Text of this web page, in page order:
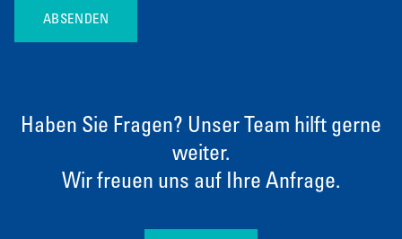
Haben Sie Fragen? Unser Team hilft gerne
weiter.
Wir freuen uns auf Ihre Anfrage.